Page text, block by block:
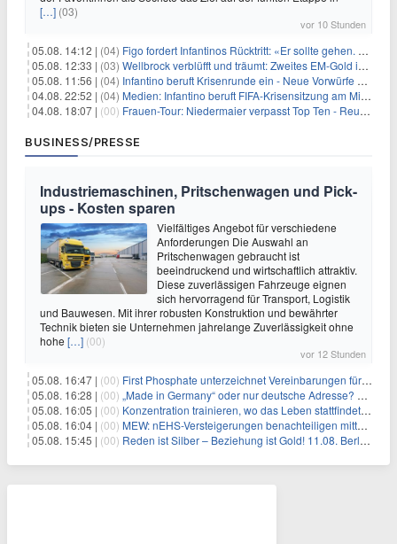
[…] (03)
vor 10 Stunden
05.08. 14:12 | (04) Figo fordert Infantinos Rücktritt: «Er sollte gehen. Jetzt»
05.08. 12:33 | (03) Wellbrock verblüfft und träumt: Zweites EM-Gold in Paris
05.08. 11:56 | (04) Infantino beruft Krisenrunde ein - Neue Vorwürfe gegen FIFA
04.08. 22:52 | (04) Medien: Infantino beruft FIFA-Krisensitzung am Mittwoch ein
04.08. 18:07 | (00) Frauen-Tour: Niedermaier verpasst Top Ten - Reusser siegt
BUSINESS/PRESSE
Industriemaschinen, Pritschenwagen und Pick-
ups - Kosten sparen
Vielfältiges Angebot für verschiedene
Anforderungen Die Auswahl an
Pritschenwagen gebraucht ist
beeindruckend und wirtschaftlich attraktiv.
Diese zuverlässigen Fahrzeuge eignen
sich hervorragend für Transport, Logistik
und Bauwesen. Mit ihrer robusten Konstruktion und bewährter
Technik bieten sie Unternehmen jahrelange Zuverlässigkeit ohne
hohe […] (00)
vor 12 Stunden
05.08. 16:47 | (00) First Phosphate unterzeichnet Vereinbarungen für nicht zu refundierende Zuwendungen in Höhe von 4,84 Mio. $ von der kanadischen Regierung für Straßeninfrastruktur und Stromübertragungsleitungen
05.08. 16:28 | (00) „Made in Germany“ oder nur deutsche Adresse? So erkennen Sie, wo Ihre Leiterplatten wirklich gefertigt werden
05.08. 16:05 | (00) Konzentration trainieren, wo das Leben stattfindet: Mobile EEG-Technologie bringt Neurofeedback in den Alltag
05.08. 16:04 | (00) MEW: nEHS-Versteigerungen benachteiligen mittelständische Unternehmen
05.08. 15:45 | (00) Reden ist Silber – Beziehung ist Gold! 11.08. Berlin – 18:30 Uhr